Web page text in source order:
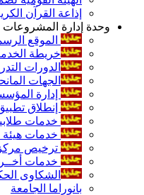
إذاعة القرآن
وحدة إدارة المشروعات
الموقع
خريطة
الدورات
الجهات
إدارة
إنطلاق
خدمات
خدمات هيئة
ترخيص مركز ICDL بالجامعة
خدمات
الشكاوى
بانوراما الجامعة